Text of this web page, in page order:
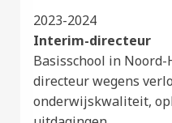
2023-2024
Interim-directeur
Basisschool in
directeur wegens
onderwijskwaliteit,